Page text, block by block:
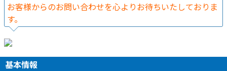
お客様からのお問い合わせを心よりお待ちいたしておりま
す。
基本情報